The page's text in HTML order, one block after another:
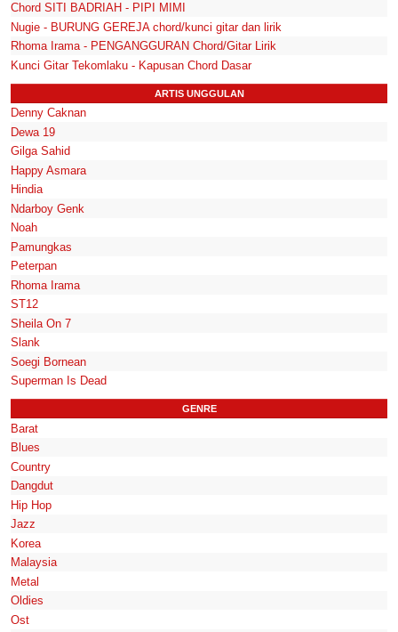
Chord SITI BADRIAH - PIPI MIMI
Nugie - BURUNG GEREJA chord/kunci gitar dan lirik
Rhoma Irama - PENGANGGURAN Chord/Gitar Lirik
Kunci Gitar Tekomlaku - Kapusan Chord Dasar
ARTIS UNGGULAN
Denny Caknan
Dewa 19
Gilga Sahid
Happy Asmara
Hindia
Ndarboy Genk
Noah
Pamungkas
Peterpan
Rhoma Irama
ST12
Sheila On 7
Slank
Soegi Bornean
Superman Is Dead
GENRE
Barat
Blues
Country
Dangdut
Hip Hop
Jazz
Korea
Malaysia
Metal
Oldies
Ost